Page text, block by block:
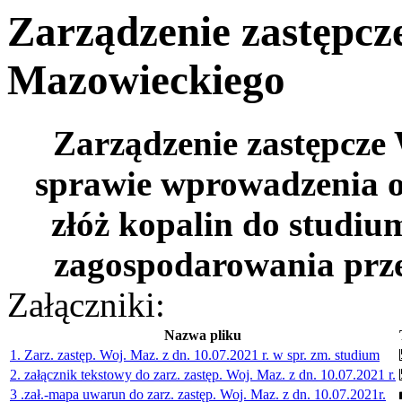
Zarządzenie
Mazowieckiego
Zarządzenie
sprawie wprowadzenia
złóż kopalin do
zagospodarowania
Załączniki:
Nazwa pliku
1. Zarz. zastęp. Woj. Maz. z dn. 10.07.2021 r. w spr. zm. studium
2. załącznik tekstowy do zarz. zastęp. Woj. Maz. z dn. 10.07.2021 r.
3 .zał.-mapa uwarun do zarz. zastęp. Woj. Maz. z dn. 10.07.2021r.